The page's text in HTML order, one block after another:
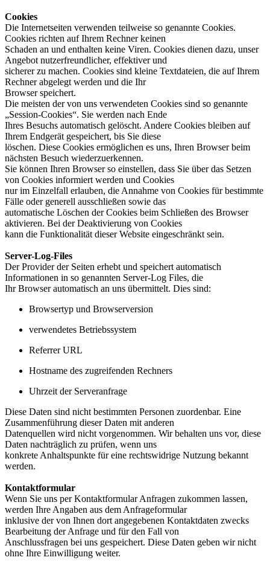
Cookies
Die Internetseiten verwenden teilweise so genannte Cookies.
Cookies richten auf Ihrem Rechner keinen
Schaden an und enthalten keine Viren. Cookies dienen dazu, unser
Angebot nutzerfreundlicher, effektiver und
sicherer zu machen. Cookies sind kleine Textdateien, die auf Ihrem
Rechner abgelegt werden und die Ihr
Browser speichert.
Die meisten der von uns verwendeten Cookies sind so genannte
„Session-Cookies“. Sie werden nach Ende
Ihres Besuchs automatisch gelöscht. Andere Cookies bleiben auf
Ihrem Endgerät gespeichert, bis Sie diese
löschen. Diese Cookies ermöglichen es uns, Ihren Browser beim
nächsten Besuch wiederzuerkennen.
Sie können Ihren Browser so einstellen, dass Sie über das Setzen
von Cookies informiert werden und Cookies
nur im Einzelfall erlauben, die Annahme von Cookies für bestimmte
Fälle oder generell ausschließen sowie das
automatische Löschen der Cookies beim Schließen des Browser
aktivieren. Bei der Deaktivierung von Cookies
kann die Funktionalität dieser Website eingeschränkt sein.
Server-Log-Files
Der Provider der Seiten erhebt und speichert automatisch
Informationen in so genannten Server-Log Files, die
Ihr Browser automatisch an uns übermittelt. Dies sind:
Browsertyp und Browserversion
verwendetes Betriebssystem
Referrer URL
Hostname des zugreifenden Rechners
Uhrzeit der Serveranfrage
Diese Daten sind nicht bestimmten Personen zuordenbar. Eine
Zusammenführung dieser Daten mit anderen
Datenquellen wird nicht vorgenommen. Wir behalten uns vor, diese
Daten nachträglich zu prüfen, wenn uns
konkrete Anhaltspunkte für eine rechtswidrige Nutzung bekannt
werden.
Kontaktformular
Wenn Sie uns per Kontaktformular Anfragen zukommen lassen,
werden Ihre Angaben aus dem Anfrageformular
inklusive der von Ihnen dort angegebenen Kontaktdaten zwecks
Bearbeitung der Anfrage und für den Fall von
Anschlussfragen bei uns gespeichert. Diese Daten geben wir nicht
ohne Ihre Einwilligung weiter.